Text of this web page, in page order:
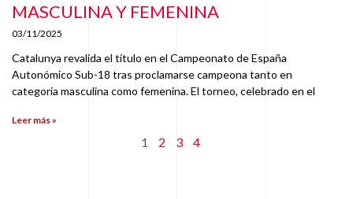
MASCULINA Y FEMENINA
03/11/2025
Catalunya revalida el título en el Campeonato de España
Autonómico Sub-18 tras proclamarse campeona tanto en
categoría masculina como femenina. El torneo, celebrado en el
Leer más »
1 2 3 4